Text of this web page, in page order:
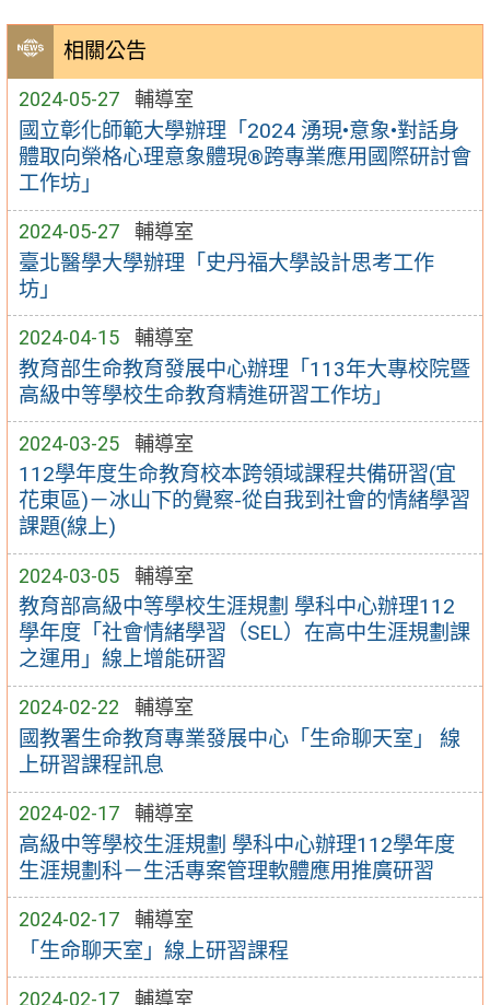
相關公告
2024-05-27 輔導室
國立彰化師範大學辦理「2024 湧現•意象•對話身
體取向榮格心理意象體現®跨專業應用國際研討會
工作坊」
2024-05-27 輔導室
臺北醫學大學辦理「史丹福大學設計思考工作
坊」
2024-04-15 輔導室
教育部生命教育發展中心辦理「113年大專校院暨
高級中等學校生命教育精進研習工作坊」
2024-03-25 輔導室
112學年度生命教育校本跨領域課程共備研習(宜
花東區)－冰山下的覺察-從自我到社會的情緒學習
課題(線上)
2024-03-05 輔導室
教育部高級中等學校生涯規劃 學科中心辦理112
學年度「社會情緒學習（SEL）在高中生涯規劃課
之運用」線上增能研習
2024-02-22 輔導室
國教署生命教育專業發展中心「生命聊天室」 線
上研習課程訊息
2024-02-17 輔導室
高級中等學校生涯規劃 學科中心辦理112學年度
生涯規劃科－生活專案管理軟體應用推廣研習
2024-02-17 輔導室
「生命聊天室」線上研習課程
2024-02-17 輔導室